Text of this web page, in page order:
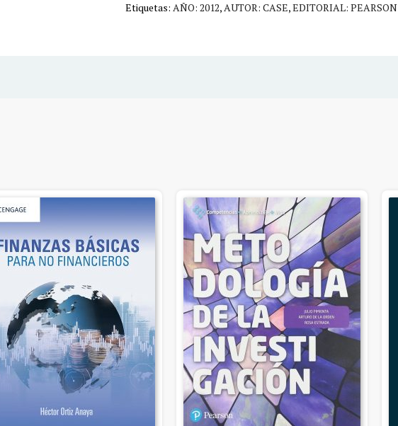
Etiquetas: AÑO: 2012,AUTOR: CASE,EDITORIAL: PEARSON